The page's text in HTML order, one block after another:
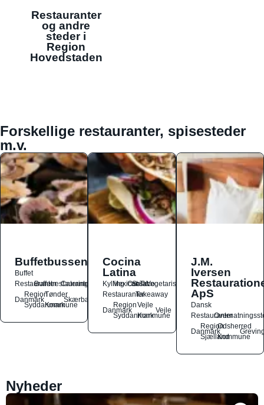
Restauranter
og andre
steder i
Region
Hovedstaden
Forskellige restauranter, spisesteder
m.v.
Buffetbussen
Buffet
Restauranter
Buffetrestauranter
Catering
Danmark
Region
Syddanmark
Tønder
Kommune
Skærbæk
Cocina
Latina
Kylling
Mexicansk
OstSalat
TacoVegetarisk
RestauranterTakeaway
Danmark
Region
Syddanmark
Vejle
Kommune
Vejle
J.M.
Iversen
ApS
Dansk
Restauranter
Danmark
Region
Sjælland
Odsherred
Kommune
Nyheder